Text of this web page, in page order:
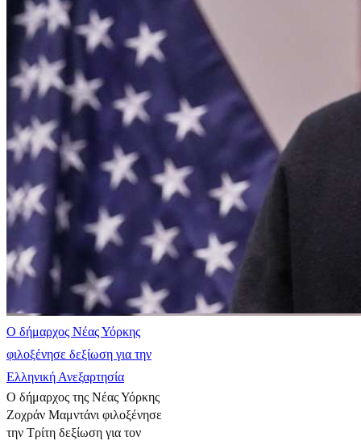
Ο δήμαρχος Νέας Υόρκης
φιλοξένησε δεξίωση για την
Ελληνική Ανεξαρτησία
Ο δήμαρχος της Νέας Υόρκης
Ζοχράν Μαμντάνι φιλοξένησε
την Τρίτη δεξίωση για τον